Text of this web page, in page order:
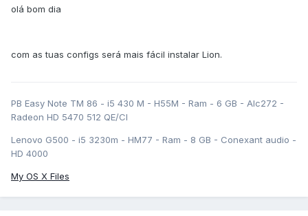
olá bom dia
com as tuas configs será mais fácil instalar Lion.
PB Easy Note TM 86 - i5 430 M - H55M - Ram - 6 GB - Alc272 -
Radeon HD 5470 512 QE/CI
Lenovo G500 - i5 3230m - HM77 - Ram - 8 GB - Conexant audio -
HD 4000
My OS X Files